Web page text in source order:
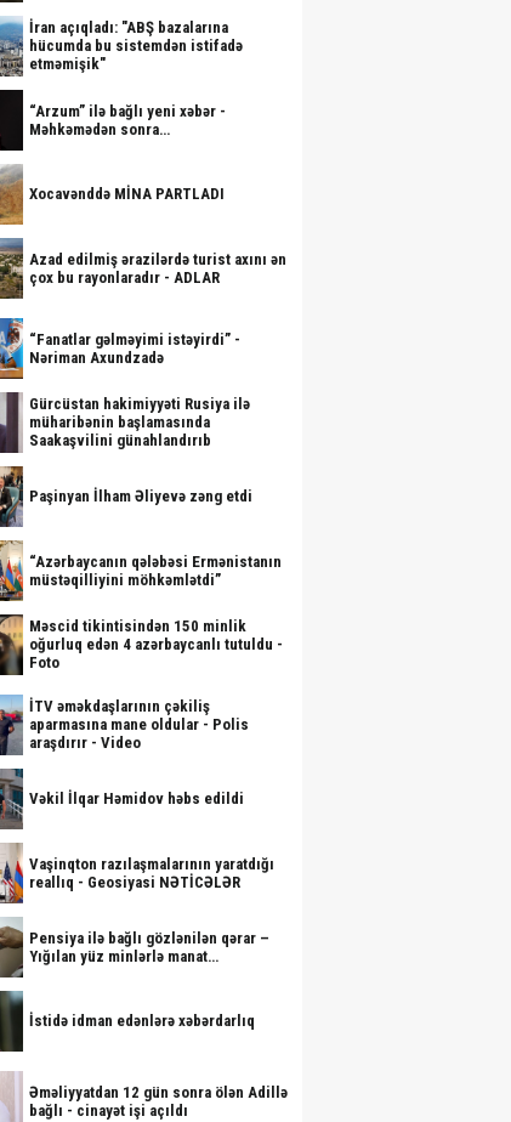
İran açıqladı: "ABŞ bazalarına
hücumda bu sistemdən istifadə
etməmişik"
“Arzum” ilə bağlı yeni xəbər -
Məhkəmədən sonra…
Xocavənddə MİNA PARTLADI
Azad edilmiş ərazilərdə turist axını ən
çox bu rayonlaradır - ADLAR
“Fanatlar gəlməyimi istəyirdi” -
Nəriman Axundzadə
Gürcüstan hakimiyyəti Rusiya ilə
müharibənin başlamasında
Saakaşvilini günahlandırıb
Paşinyan İlham Əliyevə zəng etdi
“Azərbaycanın qələbəsi Ermənistanın
müstəqilliyini möhkəmlətdi”
Məscid tikintisindən 150 minlik
oğurluq edən 4 azərbaycanlı tutuldu -
Foto
İTV əməkdaşlarının çəkiliş
aparmasına mane oldular - Polis
araşdırır - Video
Vəkil İlqar Həmidov həbs edildi
Vaşinqton razılaşmalarının yaratdığı
reallıq - Geosiyasi NƏTİCƏLƏR
Pensiya ilə bağlı gözlənilən qərar –
Yığılan yüz minlərlə manat…
İstidə idman edənlərə xəbərdarlıq
Əməliyyatdan 12 gün sonra ölən Adillə
bağlı - cinayət işi açıldı